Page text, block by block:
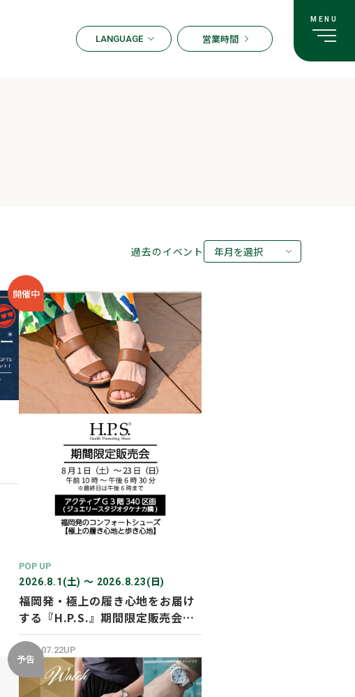
LANGUAGE 営業時間
過去のイベント
年月を選択
開催中
POP UP
2026.8.1(土) 〜 2026.8.23(日)
福岡発・極上の履き心地をお届け
する『H.P.S.』期間限定販売会を
開催✨
2026.07.22UP
予告